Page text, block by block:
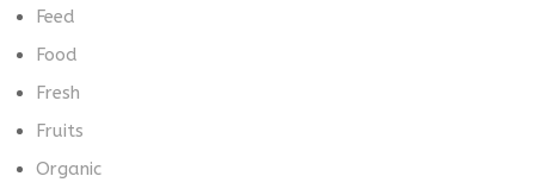
Feed
Food
Fresh
Fruits
Organic